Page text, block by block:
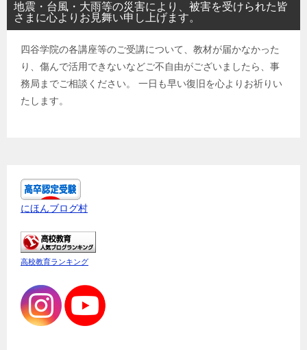
地震・台風・大雨等の災害により、被害を受けられた皆
さまに心よりお見舞い申し上げます。
四谷学院の各講座等のご受講について、教材が届かなかった
り、傷んで活用できないなどご不自由がございましたら、事
務局までご相談ください。 一日も早い復旧を心よりお祈りい
たします。
にほんブログ村
高校教育ランキング